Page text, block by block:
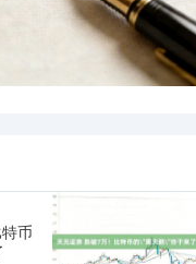
+200.89
币